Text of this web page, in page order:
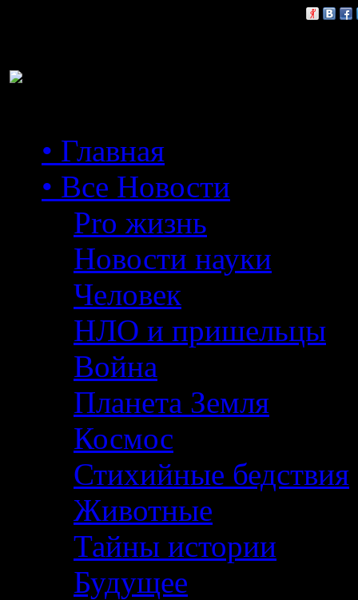
• Главная
• Все Новости
Pro жизнь
Новости науки
Человек
НЛО и пришельцы
Война
Планета Земля
Космос
Стихийные бедствия
Животные
Тайны истории
Будущее